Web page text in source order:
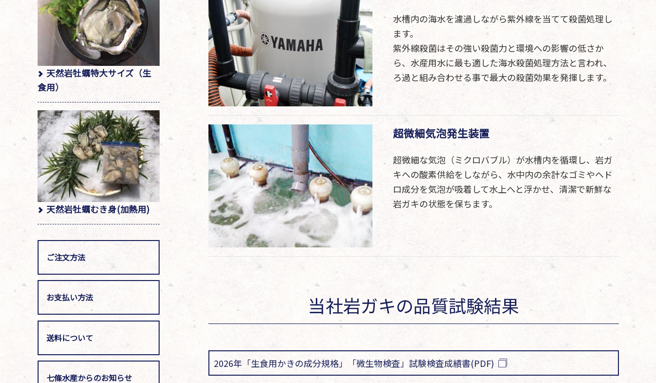
水槽内の海水を濾過しながら紫外線を当てて殺菌処理し
ます。
紫外線殺菌はその強い殺菌力と環境への影響の低さか
ら、水産用水に最も適した海水殺菌処理方法と言われ、
ろ過と組み合わせる事で最大の殺菌効果を発揮します。
超微細気泡発生装置
超微細な気泡（ミクロバブル）が水槽内を循環し、岩ガ
キへの酸素供給をしながら、水中内の余計なゴミやヘド
ロ成分を気泡が吸着して水上へと浮かせ、清潔で新鮮な
岩ガキの状態を保ちます。
当社岩ガキの品質試験結果
2026年「生食用かきの成分規格」「微生物検査」試験検査成績書(PDF)
天然岩牡蠣特大サイズ（生
食用）
天然岩牡蠣むき身(加熱用)
ご注文方法
お支払い方法
送料について
七條水産からのお知らせ